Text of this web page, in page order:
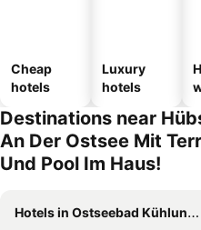
Cheap
hotels
Luxury
hotels
Destinations near
An Der Ostsee Mit
Und Pool Im Haus!
Hotels in Ostseebad Kühlungsborn